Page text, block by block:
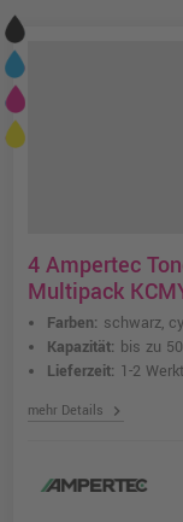
4 Ampertec
Multipack
Farben: schwarz,
Kapazität: bis zu
Lieferzeit: 1-2
mehr Details chevron_right